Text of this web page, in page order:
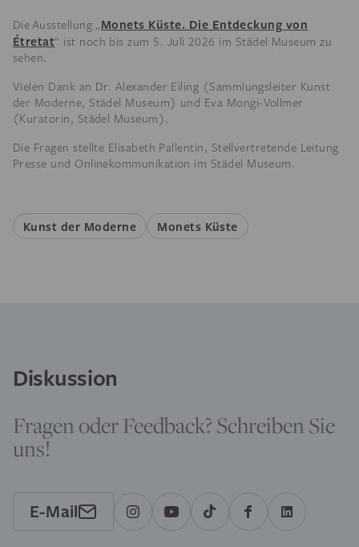
Die Ausstellung „Monets Küste. Die Entdeckung von
Étretat“ ist noch bis zum 5. Juli 2026 im Städel Museum zu
sehen.
Vielen Dank an Dr. Alexander Eiling (Sammlungsleiter Kunst
der Moderne, Städel Museum) und Eva Mongi-Vollmer
(Kuratorin, Städel Museum).
Die Fragen stellte Elisabeth Pallentin, Stellvertretende Leitung
Presse und Onlinekommunikation im Städel Museum.
Kunst der Moderne Monets Küste
Diskussion
Fragen oder Feedback? Schreiben Sie
uns!
E-Mail